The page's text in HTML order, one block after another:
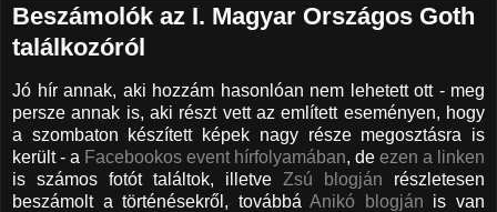
Beszámolók az I. Magyar Országos Goth
találkozóról
Jó hír annak, aki hozzám hasonlóan nem lehetett ott - meg
persze annak is, aki részt vett az említett eseményen, hogy
a szombaton készített képek nagy része megosztásra is
került - a Facebookos event hírfolyamában, de ezen a linken
is számos fotót találtok, illetve Zsú blogján részletesen
beszámolt a történésekről, továbbáAnikó blogján is van